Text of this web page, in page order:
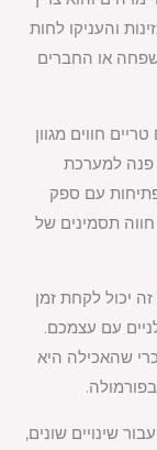
והעניקו לחות
או החברים
חווים מגוון
פנה למערכת
עם ספק
תסמינים של
יכול לקחת זמן
עם עצמכם.
שהאכילה היא
שינויים שונים,